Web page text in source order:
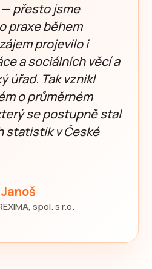
přesto jsme
praxe během
projevilo i
a sociálních věcí a
úřad. Tak vznikl
o průměrném
se postupně stal
statistik v České
spol. s r.o.